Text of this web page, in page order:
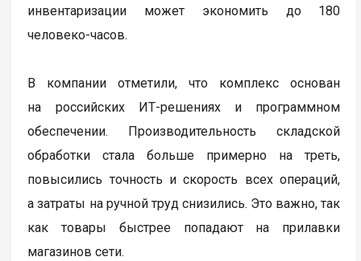
инвентаризации может экономить до 180
человеко-часов.
В компании отметили, что комплекс основан
на российских ИТ-решениях и программном
обеспечении. Производительность складской
обработки стала больше примерно на треть,
повысились точность и скорость всех операций,
а затраты на ручной труд снизились. Это важно, так
как товары быстрее попадают на прилавки
магазинов сети.